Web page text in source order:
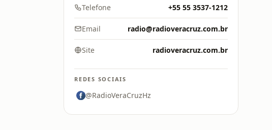
Telefone +55 55 3537-1212
Email radio@radioveracruz.com.br
Site radioveracruz.com.br
REDES SOCIAIS
@RadioVeraCruzHz